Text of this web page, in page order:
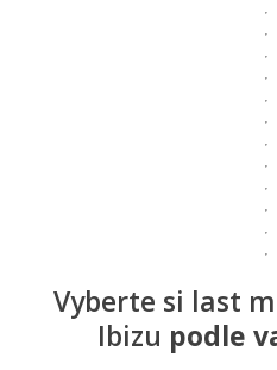
Vyberte si last
Ibizu podle